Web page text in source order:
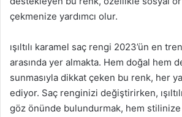
çekmenize yardımcı olur.
ışıltılı karamel saç rengi 2023’ün en
arasında yer almakta. Hem doğal hem
sunmasıyla dikkat çeken bu renk, her
ediyor. Saç renginizi değiştirirken,
göz önünde bulundurmak, hem